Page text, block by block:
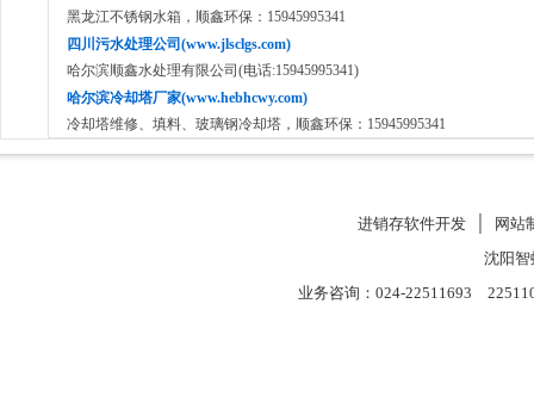
黑龙江不锈钢水箱，顺鑫环保：15945995341
四川污水处理公司(www.jlsclgs.com)
哈尔滨顺鑫水处理有限公司(电话:15945995341)
哈尔滨冷却塔厂家(www.hebhcwy.com)
冷却塔维修、填料、玻璃钢冷却塔，顺鑫环保：15945995341
进销存软件开发│
网站
沈阳
业务咨询：024-22511693